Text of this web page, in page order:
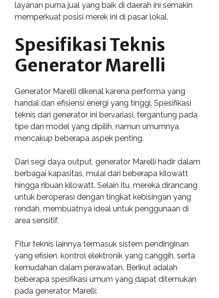
layanan purna jual yang baik di daerah ini semakin
memperkuat posisi merek ini di pasar lokal.
Spesifikasi Teknis
Generator Marelli
Generator Marelli dikenal karena performa yang
handal dan efisiensi energi yang tinggi. Spesifikasi
teknis dari generator ini bervariasi, tergantung pada
tipe dan model yang dipilih, namun umumnya
mencakup beberapa aspek penting.
Dari segi daya output, generator Marelli hadir dalam
berbagai kapasitas, mulai dari beberapa kilowatt
hingga ribuan kilowatt. Selain itu, mereka dirancang
untuk beroperasi dengan tingkat kebisingan yang
rendah, membuatnya ideal untuk penggunaan di
area sensitif.
Fitur teknis lainnya termasuk sistem pendinginan
yang efisien, kontrol elektronik yang canggih, serta
kemudahan dalam perawatan. Berikut adalah
beberapa spesifikasi umum yang dapat ditemukan
pada generator Marelli: